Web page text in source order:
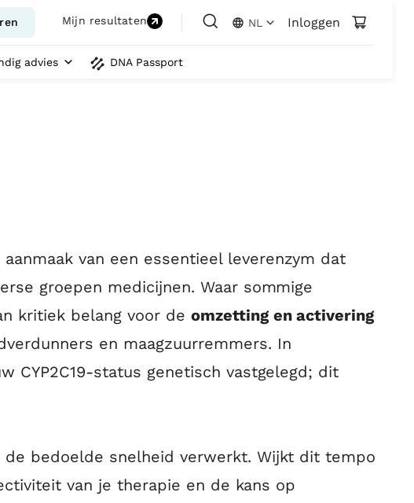
Mijn resultaten NL Inloggen
advies DNA Passport
van een essentieel leverenzym dat
groepen medicijnen. Waar sommige
kritiek belang voor de omzetting en activering
en maagzuurremmers. In
CYP2C19-status genetisch vastgelegd; dit
bedoelde snelheid verwerkt. Wijkt dit tempo
van je therapie en de kans op